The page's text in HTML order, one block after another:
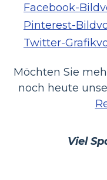
Facebook-
Pinterest-
Twitter-
Möchten Sie
noch heute
Viel